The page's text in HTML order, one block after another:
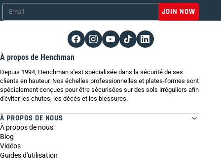
À propos de Henchman
Depuis 1994, Henchman s'est spécialisée dans la sécurité de ses
clients en hauteur. Nos échelles professionnelles et plates-formes sont
spécialement conçues pour être sécurisées sur des sols irréguliers afin
d'éviter les chutes, les décès et les blessures.
À PROPOS DE NOUS
À propos de nous
Blog
Vidéos
Guides d'utilisation